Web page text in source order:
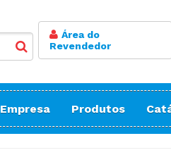
Empresa Produtos
Área do
Revendedor